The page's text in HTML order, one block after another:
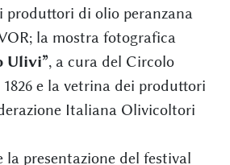
di olio peranzana
la mostra fotografica
Ulivi”, a cura del Circolo
e la vetrina dei produttori
Italiana Olivicoltori
presentazione del festival